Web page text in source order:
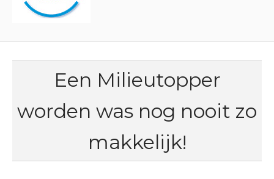
Een Milieutopper
worden was nog nooit zo
makkelijk!